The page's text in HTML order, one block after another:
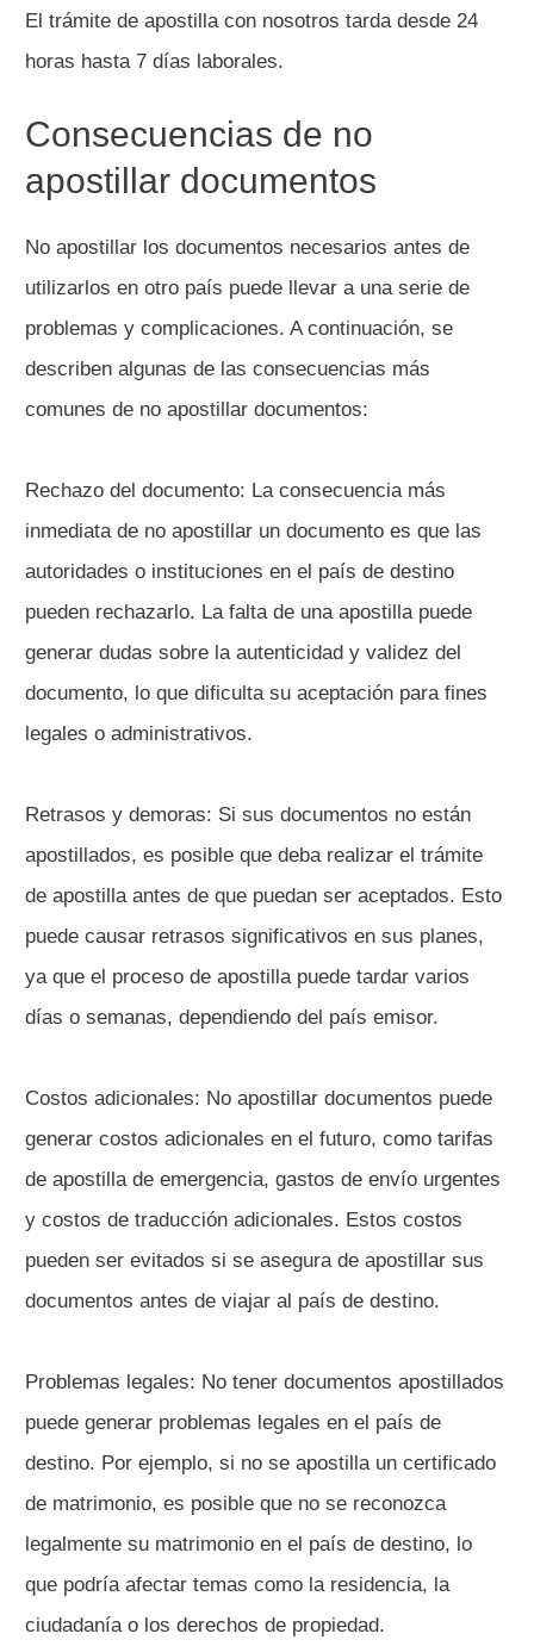
El trámite de apostilla con nosotros tarda desde 24
horas hasta 7 días laborales.
Consecuencias de no
apostillar documentos
No apostillar los documentos necesarios antes de
utilizarlos en otro país puede llevar a una serie de
problemas y complicaciones. A continuación, se
describen algunas de las consecuencias más
comunes de no apostillar documentos:
Rechazo del documento: La consecuencia más
inmediata de no apostillar un documento es que las
autoridades o instituciones en el país de destino
pueden rechazarlo. La falta de una apostilla puede
generar dudas sobre la autenticidad y validez del
documento, lo que dificulta su aceptación para fines
legales o administrativos.
Retrasos y demoras: Si sus documentos no están
apostillados, es posible que deba realizar el trámite
de apostilla antes de que puedan ser aceptados. Esto
puede causar retrasos significativos en sus planes,
ya que el proceso de apostilla puede tardar varios
días o semanas, dependiendo del país emisor.
Costos adicionales: No apostillar documentos puede
generar costos adicionales en el futuro, como tarifas
de apostilla de emergencia, gastos de envío urgentes
y costos de traducción adicionales. Estos costos
pueden ser evitados si se asegura de apostillar sus
documentos antes de viajar al país de destino.
Problemas legales: No tener documentos apostillados
puede generar problemas legales en el país de
destino. Por ejemplo, si no se apostilla un certificado
de matrimonio, es posible que no se reconozca
legalmente su matrimonio en el país de destino, lo
que podría afectar temas como la residencia, la
ciudadanía o los derechos de propiedad.